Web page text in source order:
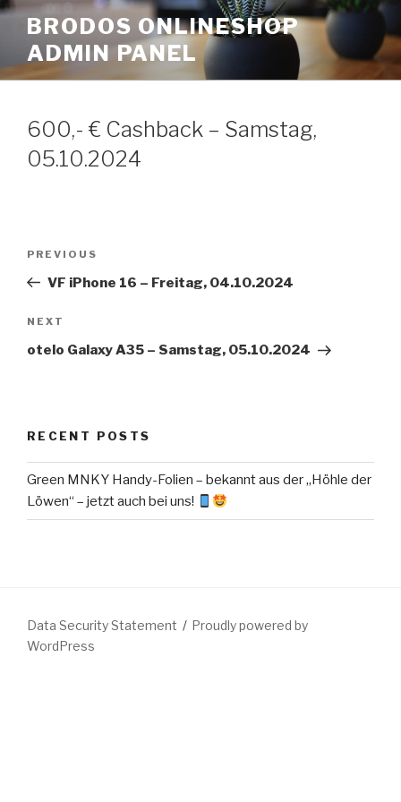
Skip
content
BRODOS ONLINESHOP
ADMIN PANEL
600,- € Cashback – Samstag,
05.10.2024
Previous
Post
PREVIOUS
VF iPhone 16 – Freitag, 04.10.2024
Next
Post
NEXT
otelo Galaxy A35 – Samstag, 05.10.2024
RECENT POSTS
Green MNKY Handy-Folien – bekannt aus der „Höhle der
Löwen“ – jetzt auch bei uns!
Data Security Statement
Proudly powered by
WordPress